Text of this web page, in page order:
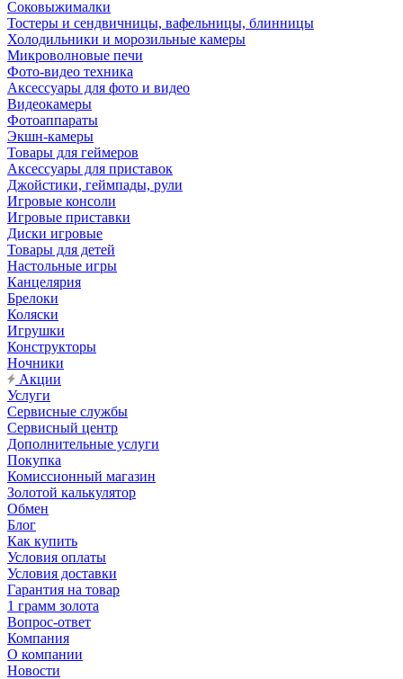
Соковыжималки
Тостеры и сендвичницы, вафельницы, блинницы
Холодильники и морозильные камеры
Микроволновые печи
Фото-видео техника
Аксессуары для фото и видео
Видеокамеры
Фотоаппараты
Экшн-камеры
Товары для геймеров
Аксессуары для приставок
Джойстики, геймпады, рули
Игровые консоли
Игровые приставки
Диски игровые
Товары для детей
Настольные игры
Канцелярия
Брелоки
Коляски
Игрушки
Конструкторы
Ночники
Акции
Услуги
Сервисные службы
Сервисный центр
Дополнительные услуги
Покупка
Комиссионный магазин
Золотой калькулятор
Обмен
Блог
Как купить
Условия оплаты
Условия доставки
Гарантия на товар
1 грамм золота
Вопрос-ответ
Компания
О компании
Новости